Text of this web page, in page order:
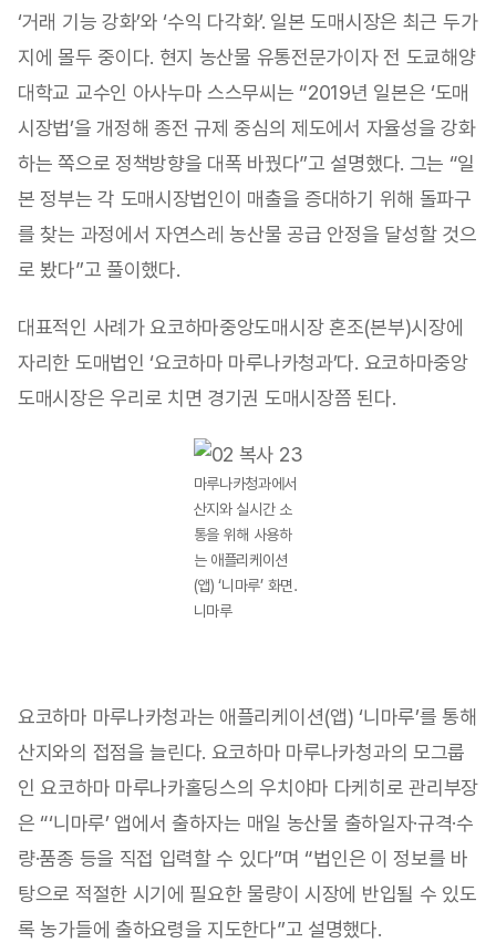
‘거래 기능 강화’와 ‘수익 다각화’. 일본 도매시장은 최근 두가
지에 몰두 중이다. 현지 농산물 유통전문가이자 전 도쿄해양
대학교 교수인 아사누마 스스무씨는 “2019년 일본은 ‘도매
시장법’을 개정해 종전 규제 중심의 제도에서 자율성을 강화
하는 쪽으로 정책방향을 대폭 바꿨다”고 설명했다. 그는 “일
본 정부는 각 도매시장법인이 매출을 증대하기 위해 돌파구
를 찾는 과정에서 자연스레 농산물 공급 안정을 달성할 것으
로 봤다”고 풀이했다.
대표적인 사례가 요코하마중앙도매시장 혼조(본부)시장에
자리한 도매법인 ‘요코하마 마루나카청과’다. 요코하마중앙
도매시장은 우리로 치면 경기권 도매시장쯤 된다.
마루나카청과에서
산지와 실시간 소
통을 위해 사용하
는 애플리케이션
(앱) ‘니마루’ 화면.
니마루
요코하마 마루나카청과는 애플리케이션(앱) ‘니마루’를 통해
산지와의 접점을 늘린다. 요코하마 마루나카청과의 모그룹
인 요코하마 마루나카홀딩스의 우치야마 다케히로 관리부장
은 “‘니마루’ 앱에서 출하자는 매일 농산물 출하일자·규격·수
량·품종 등을 직접 입력할 수 있다”며 “법인은 이 정보를 바
탕으로 적절한 시기에 필요한 물량이 시장에 반입될 수 있도
록 농가들에 출하요령을 지도한다”고 설명했다.